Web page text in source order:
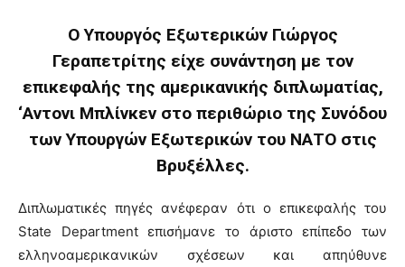
Ο Υπουργός Εξωτερικών Γιώργος
Γεραπετρίτης είχε συνάντηση με τον
επικεφαλής της αμερικανικής διπλωματίας,
‘Αντονι Μπλίνκεν στο περιθώριο της Συνόδου
των Υπουργών Εξωτερικών του ΝΑΤΟ στις
Βρυξέλλες.
Διπλωματικές πηγές ανέφεραν ότι ο επικεφαλής του
State Department επισήμανε το άριστο επίπεδο των
ελληνοαμερικανικών σχέσεων και απηύθυνε